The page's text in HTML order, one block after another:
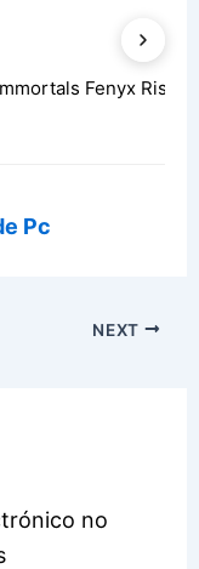
Fenyx Rising
Pc
NEXT
no